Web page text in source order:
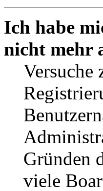
Ich habe
nicht mehr
Gründen
viele